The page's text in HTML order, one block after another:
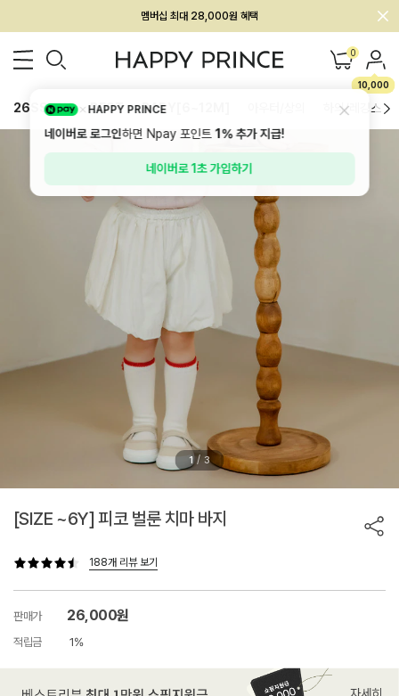
회원전용 아울렛, 가입하면 ~60% 할인!
멤버십 최대 28,000원 혜택 0
10,000
26SS 신상 BEST BABY[6~12M] 하의/레깅스
1 / 3
[SIZE ~6Y] 피코 벌룬 치마 바지
188개 리뷰 보기
판매가 26,000원
적립금 1%
HAPPY PRINCE
네이버로 로그인하면 Npay 포인트1%추가 지급!
네이버로 1초 가입하기